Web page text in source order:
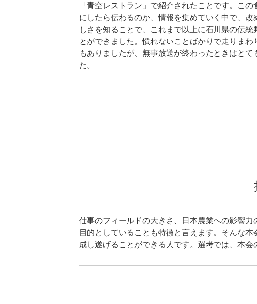
「青空レストラン」で紹介されたことです。この
にしたら伝わるのか、情報を集めていく中で、改
しさを知ることで、これまで以上に石川県の伝統
とができました。慣れないことばかりで走りまわ
もありましたが、無事放送が終わったときはとて
た。
仕事のフィールドの大きさ、日本農業への影響
目的としていることも特徴と言えます。そんな
成し遂げることができる人です。選考では、本